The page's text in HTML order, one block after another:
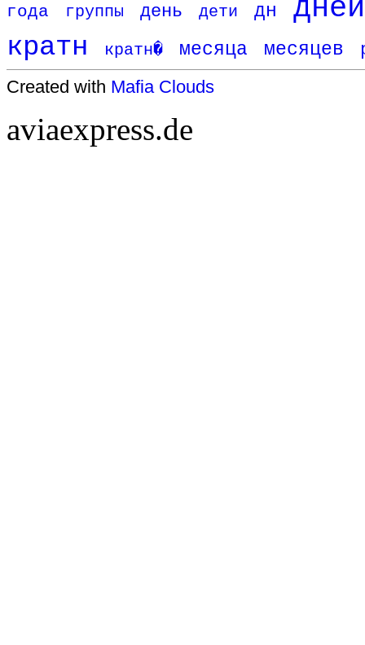
года группы день дети дн дней
кратн кратн� месяца месяцев
Created with Mafia Clouds
aviaexpress.de